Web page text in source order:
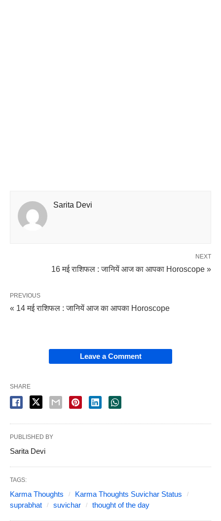
Sarita Devi
NEXT
16 मई राशिफल : जानियें आज का आपका Horoscope »
PREVIOUS
« 14 मई राशिफल : जानियें आज का आपका Horoscope
Leave a Comment
SHARE
PUBLISHED BY
Sarita Devi
TAGS:
Karma Thoughts
Karma Thoughts Suvichar Status
suprabhat
suvichar thought of the day